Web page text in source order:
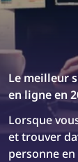
Le meilleur
en ligne en
Lorsque
et trouver
personne